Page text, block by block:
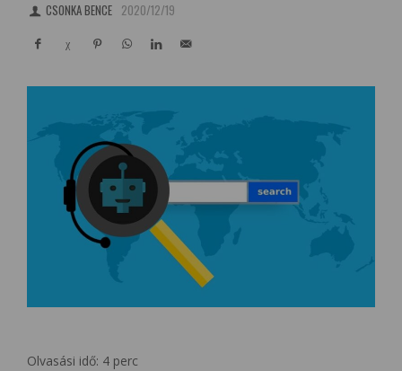
CSONKA BENCE 2020/12/19
Olvasási idő: 4 perc